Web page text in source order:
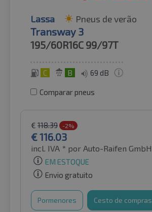
Lassa Pneus de verão
Transway 3
195/60R16C 99/97T
C B 69 dB
Comparar pneus
€ 118.39 -2%
€116.03
incl. IVA * por Auto-Raifen GmbH
EM ESTOQUE
Envio gratuito
Pormenores Cesto de compras